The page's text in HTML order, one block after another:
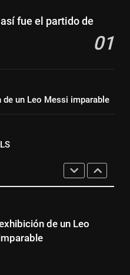
de Lewandowski
exhibición de un Leo
en la MLS
fue el partido de
01
de un Leo Messi imparable
de Chicago Fire: así fue
de Lewandowski
de un Leo